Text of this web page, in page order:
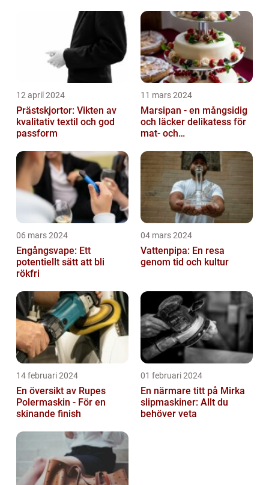
12 april 2024
Prästskjortor: Vikten av
kvalitativ textil och god
passform
11 mars 2024
Marsipan - en mångsidig
och läcker delikatess för
mat- och
06 mars 2024
Engångsvape: Ett
potentiellt sätt att bli
rökfri
04 mars 2024
Vattenpipa: En resa
genom tid och kultur
14 februari 2024
En översikt av Rupes
Polermaskin - För en
skinande finish
01 februari 2024
En närmare titt på Mirka
slipmaskiner: Allt du
behöver veta